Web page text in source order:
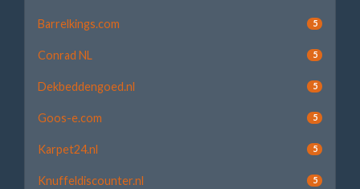
Barrelkings.com 5
Conrad NL 5
Dekbeddengoed.nl 5
Goos-e.com 5
Karpet24.nl 5
Knuffeldiscounter.nl 5